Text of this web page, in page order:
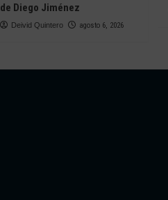
de Diego Jiménez
Deivid Quintero agosto 6, 2026